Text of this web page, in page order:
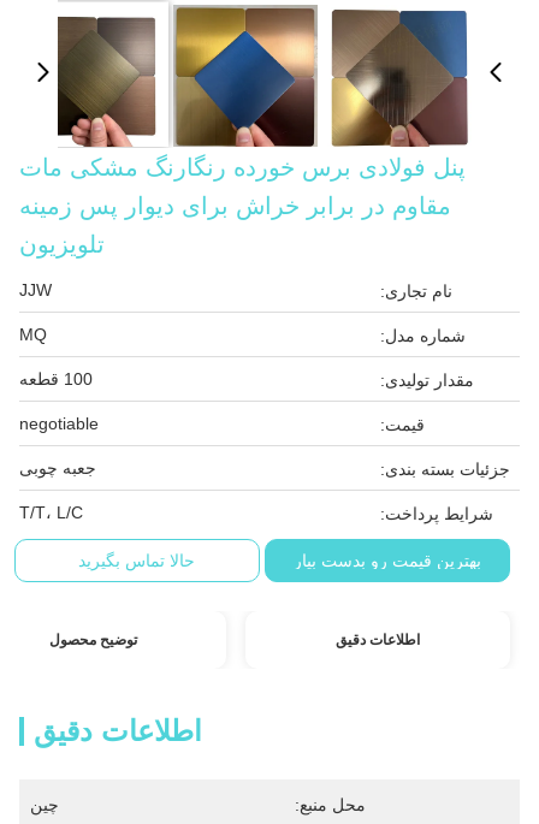
پنل فولادی برس خورده رنگارنگ مشکی مات
مقاوم در برابر خراش برای دیوار پس زمینه
تلویزیون
نام تجاری: JJW
شماره مدل: MQ
مقدار تولیدی: 100 قطعه
قیمت: negotiable
جزئیات بسته بندی: جعبه چوبی
شرایط پرداخت: T/T، L/C
بهترین قیمت رو بدست بیار حالا تماس بگیرید
اطلاعات دقیق توضیح محصول
اطلاعات دقیق
محل منبع: چین